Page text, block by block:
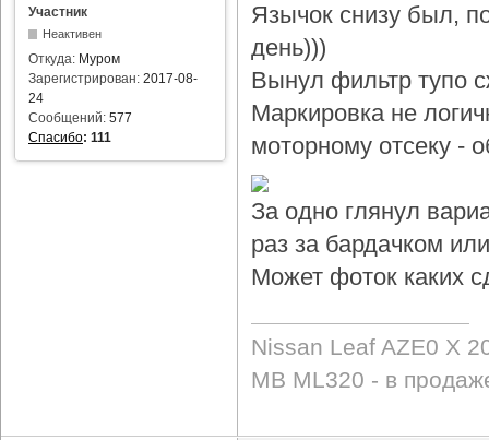
Участник
Неактивен
Откуда: Муром
Зарегистрирован: 2017-08-
24
Сообщений: 577
Спасибо: 111
Язычок снизу был,
день)))
Вынул фильтр тупо
Маркировка не
моторному отсеку -
За одно глянул
раз за бардачком
Может фоток каких
Nissan Leaf AZE0 X
MB ML320 - в